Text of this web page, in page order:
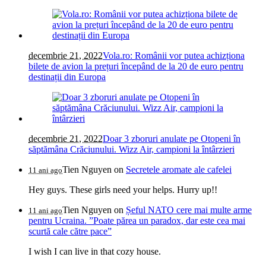
decembrie 21, 2022Vola.ro: Românii vor putea achizționa
bilete de avion la prețuri începând de la 20 de euro pentru
destinații din Europa
decembrie 21, 2022Doar 3 zboruri anulate pe Otopeni în
săptămâna Crăciunului. Wizz Air, campioni la întârzieri
11 ani agoTien Nguyen on Secretele aromate ale cafelei
Hey guys. These girls need your helps. Hurry up!!
11 ani agoTien Nguyen on Șeful NATO cere mai multe arme
pentru Ucraina. ”Poate părea un paradox, dar este cea mai
scurtă cale către pace”
I wish I can live in that cozy house.